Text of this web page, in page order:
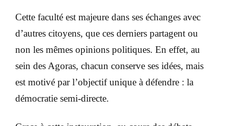
Cette faculté est majeure dans ses échanges avec
d’autres citoyens, que ces derniers partagent ou
non les mêmes opinions politiques. En effet, au
sein des Agoras, chacun conserve ses idées, mais
est motivé par l’objectif unique à défendre : la
démocratie semi-directe.